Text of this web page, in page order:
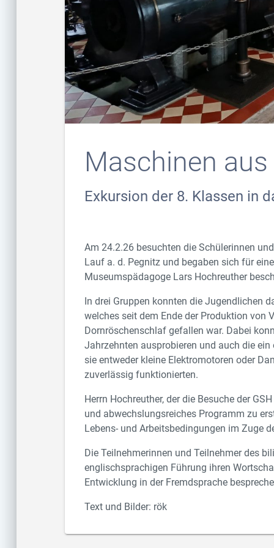
Maschinen
Exkursion der 8. Klassen in
Am 24.2.26 besuchten die Schülerinnen
Lauf a. d. Pegnitz und begaben sich für
Museumspädagoge Lars Hochreuther
In drei Gruppen konnten die Jugendlichen
welches seit dem Ende der Produktion
Dornröschenschlaf gefallen war. Dabei
Jahrzehnten ausprobieren und auch die
sie entweder kleine Elektromotoren oder
zuverlässig funktionierten.
Herrn Hochreuther, der die Besuche der
und abwechslungsreiches Programm zu
Lebens- und Arbeitsbedingungen im Zuge
Die Teilnehmerinnen und Teilnehmer des
englischsprachigen Führung ihren
Entwicklung in der Fremdsprache
Text und Bilder: rök